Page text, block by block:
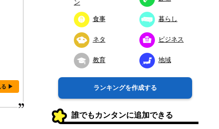
る ▶
ン
食事 暮らし
ネタ ビジネス
教育 地域
ランキングを作成する
誰でもカンタンに追加できる